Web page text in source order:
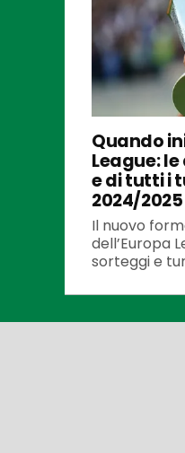
Quando
League:
e di tutti i
2024/2025
Il nuovo
dell’Europa
sorteggi e